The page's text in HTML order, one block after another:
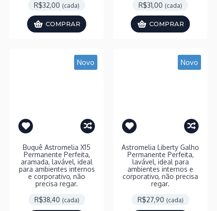
R$32,00 (cada)
COMPRAR
R$31,00 (cada)
COMPRAR
Novo
Buquê Astromelia X15
Permanente Perfeita,
aramada, lavável, ideal
para ambientes internos
e corporativo, não
precisa regar.
R$38,40 (cada)
Novo
Astromelia Liberty Galho
Permanente Perfeita,
lavável, ideal para
ambientes internos e
corporativo, não precisa
regar.
R$27,90 (cada)